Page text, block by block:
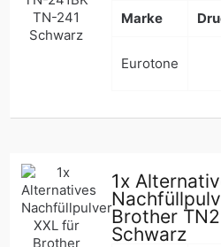
Marke
Eurotone
1x
Brother
Schwarz